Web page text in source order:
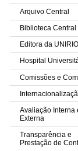
Arquivo Central
Biblioteca Central
Editora da UNIRIO
Hospital
Comissões e
Avaliação Interna
Externa
Transparência e
Prestação de